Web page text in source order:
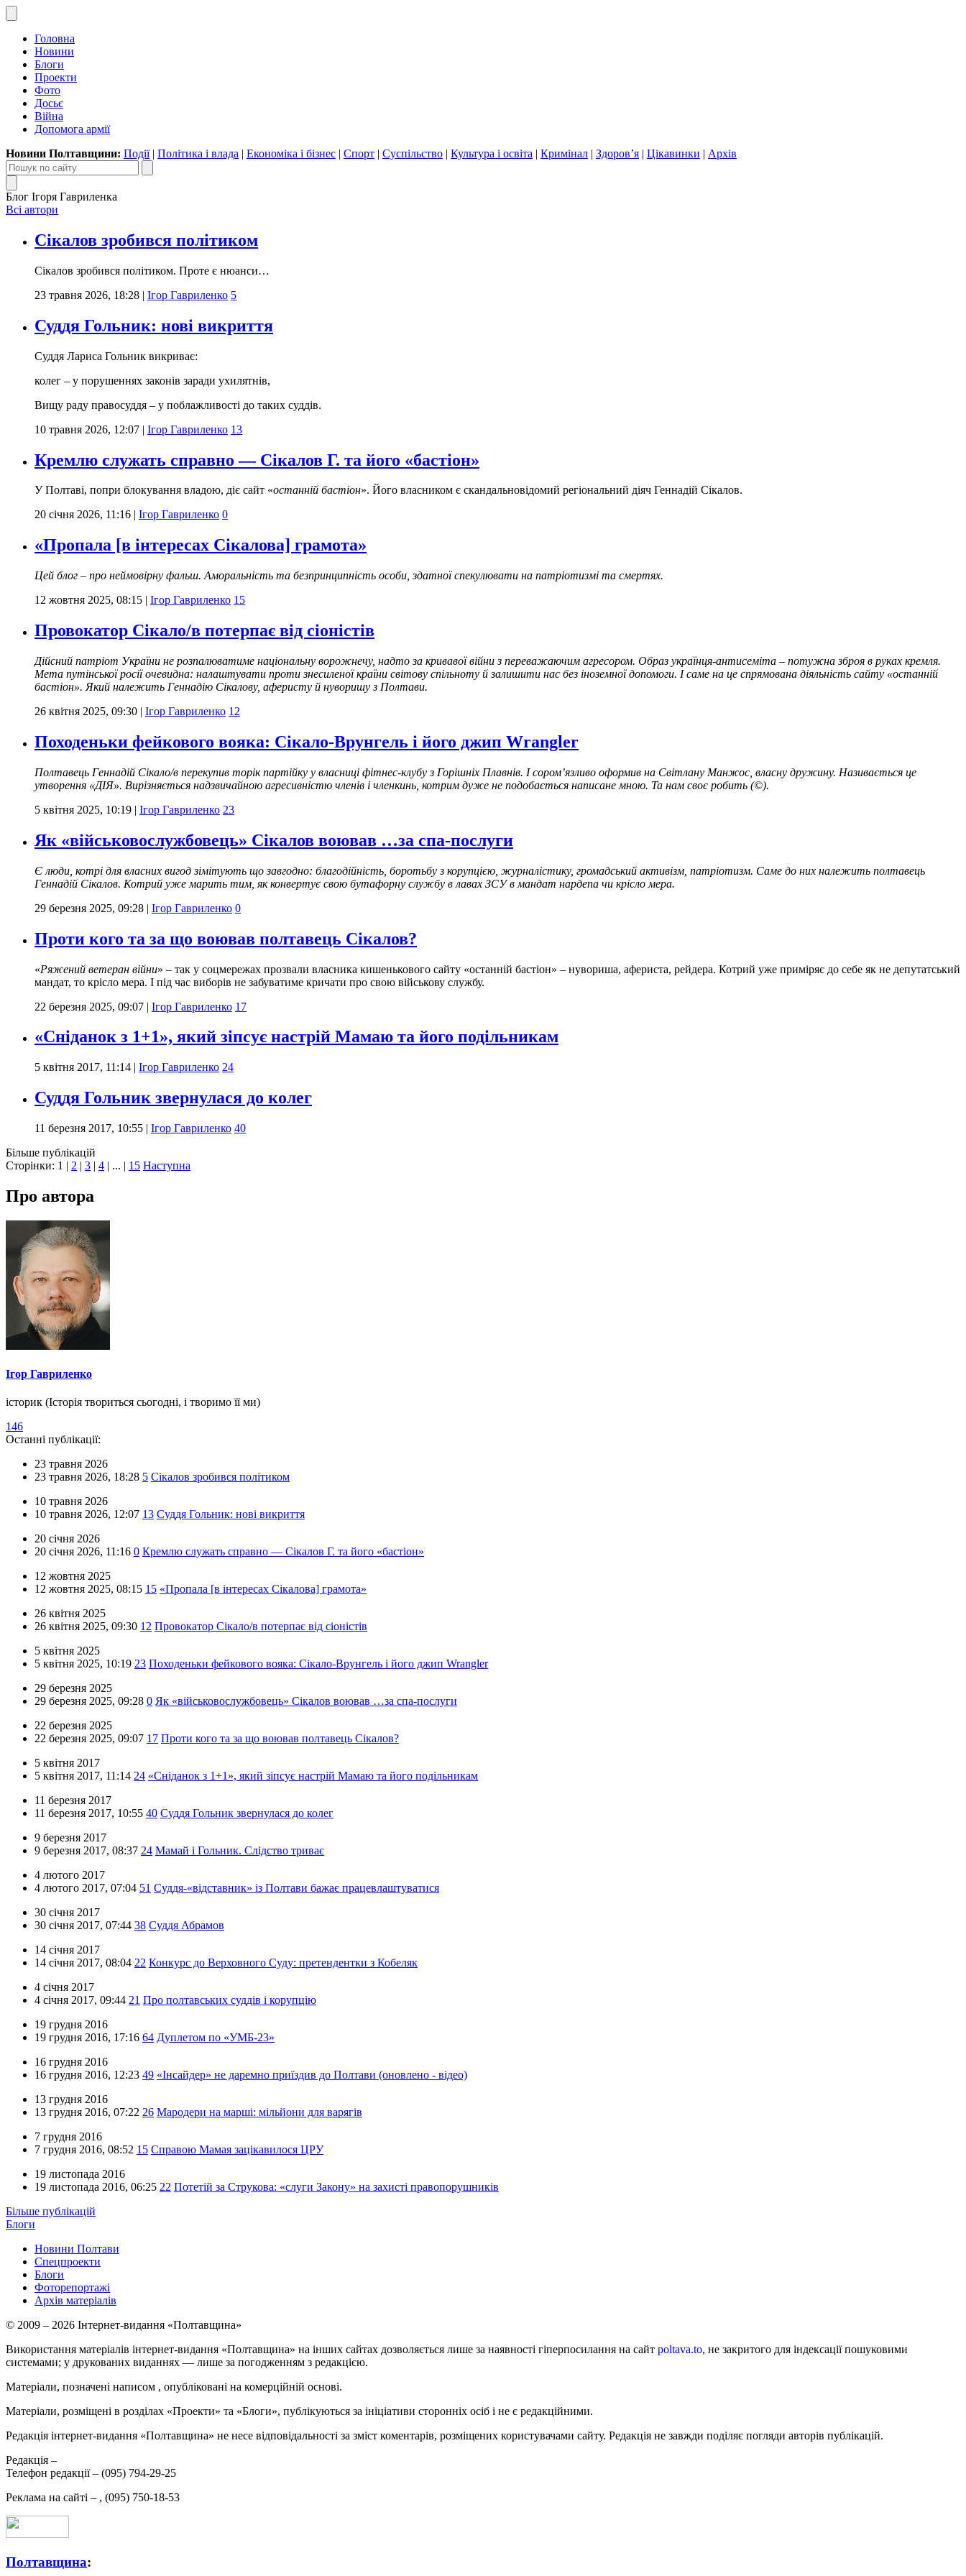
Головна
Новини
Блоги
Проекти
Фото
Досьє
Війна
Допомога армії
Новини Полтавщини: Події| Політика і влада | Економіка і бізнес | Спорт | Суспільство | Культура і освіта | Кримінал | Здоров’я | Цікавинки | Архів
Блог Ігоря Гавриленка
Всі автори
Сікалов зробився політиком
Сікалов зробився політиком. Проте є нюанси…
23 травня 2026, 18:28 | Ігор Гавриленко 5
Суддя Гольник: нові викриття
Суддя Лариса Гольник викриває:
колег – у порушеннях законів заради ухилятнів,
Вищу раду правосуддя – у поблажливості до таких суддів.
10 травня 2026, 12:07 | Ігор Гавриленко 13
Кремлю служать справно — Сікалов Г. та його «бастіон»
У Полтаві, попри блокування владою, діє сайт «останній бастіон». Його власником є скандальновідомий регіональний діяч Геннадій Сікалов.
20 січня 2026, 11:16 | Ігор Гавриленко 0
«Пропала [в інтересах Сікалова] грамота»
Цей блог – про неймовірну фальш. Аморальність та безпринципність особи, здатної спекулювати на патріотизмі та смертях.
12 жовтня 2025, 08:15 | Ігор Гавриленко 15
Провокатор Сікало/в потерпає від сіоністів
Дійсний патріот України не розпалюватиме національну ворожнечу, надто за кривавої війни з переважаючим агресором. Образ українця-антисеміта – потужна зброя в руках кремля.
Мета путінської росії очевидна: налаштувати проти знесиленої країни світову спільноту й залишити нас без іноземної допомоги. І саме на це спрямована діяльність сайту «останній
бастіон». Який належить Геннадію Сікалову, аферисту й нуворишу з Полтави.
26 квітня 2025, 09:30 | Ігор Гавриленко 12
Походеньки фейкового вояка: Сікало-Врунгель і його джип Wrangler
Полтавець Геннадій Сікало/в перекупив торік партійку у власниці фітнес-клубу з Горішніх Плавнів. І сором’язливо оформив на Світлану Манжос, власну дружину. Називається це
утворення «ДІЯ». Вирізняється надзвичайною агресивністю членів і членкинь, котрим дуже не подобається написане мною. Та нам своє робить (©).
5 квітня 2025, 10:19 | Ігор Гавриленко 23
Як «військовослужбовець» Сікалов воював …за спа-послуги
Є люди, котрі для власних вигод зімітують що завгодно: благодійність, боротьбу з корупцією, журналістику, громадський активізм, патріотизм. Саме до них належить полтавець
Геннадій Сікалов. Котрий уже марить тим, як конвертує свою бутафорну службу в лавах ЗСУ в мандат нардепа чи крісло мера.
29 березня 2025, 09:28 | Ігор Гавриленко 0
Проти кого та за що воював полтавець Сікалов?
«Ряжений ветеран війни» – так у соцмережах прозвали власника кишенькового сайту «останній бастіон» – нувориша, афериста, рейдера. Котрий уже приміряє до себе як не депутатський
мандат, то крісло мера. І під час виборів не забуватиме кричати про свою військову службу.
22 березня 2025, 09:07 | Ігор Гавриленко 17
«Сніданок з 1+1», який зіпсує настрій Мамаю та його подільникам
5 квітня 2017, 11:14 | Ігор Гавриленко 24
Суддя Гольник звернулася до колег
11 березня 2017, 10:55 | Ігор Гавриленко 40
Більше публікацій
Сторінки: 1 | 2 | 3 | 4 | ... | 15 Наступна
Про автора
Ігор Гавриленко
історик (Історія твориться сьогодні, і творимо її ми)
146
Останні публікації:
23 травня 2026
23 травня 2026, 18:28 5 Сікалов зробився політиком
10 травня 2026
10 травня 2026, 12:07 13 Суддя Гольник: нові викриття
20 січня 2026
20 січня 2026, 11:16 0 Кремлю служать справно — Сікалов Г. та його «бастіон»
12 жовтня 2025
12 жовтня 2025, 08:15 15 «Пропала [в інтересах Сікалова] грамота»
26 квітня 2025
26 квітня 2025, 09:30 12 Провокатор Сікало/в потерпає від сіоністів
5 квітня 2025
5 квітня 2025, 10:19 23 Походеньки фейкового вояка: Сікало-Врунгель і його джип Wrangler
29 березня 2025
29 березня 2025, 09:28 0 Як «військовослужбовець» Сікалов воював …за спа-послуги
22 березня 2025
22 березня 2025, 09:07 17 Проти кого та за що воював полтавець Сікалов?
5 квітня 2017
5 квітня 2017, 11:14 24 «Сніданок з 1+1», який зіпсує настрій Мамаю та його подільникам
11 березня 2017
11 березня 2017, 10:55 40 Суддя Гольник звернулася до колег
9 березня 2017
9 березня 2017, 08:37 24 Мамай і Гольник. Слідство триває
4 лютого 2017
4 лютого 2017, 07:04 51 Суддя-«відставник» із Полтави бажає працевлаштуватися
30 січня 2017
30 січня 2017, 07:44 38 Суддя Абрамов
14 січня 2017
14 січня 2017, 08:04 22 Конкурс до Верховного Суду: претендентки з Кобеляк
4 січня 2017
4 січня 2017, 09:44 21 Про полтавських суддів і корупцію
19 грудня 2016
19 грудня 2016, 17:16 64 Дуплетом по «УМБ-23»
16 грудня 2016
16 грудня 2016, 12:23 49 «Інсайдер» не даремно приїздив до Полтави (оновлено - відео)
13 грудня 2016
13 грудня 2016, 07:22 26 Мародери на марші: мільйони для варягів
7 грудня 2016
7 грудня 2016, 08:52 15 Справою Мамая зацікавилося ЦРУ
19 листопада 2016
19 листопада 2016, 06:25 22 Потетій за Струкова: «слуги Закону» на захисті правопорушників
Більше публікацій
Блоги
Новини Полтави
Спецпроекти
Блоги
Фоторепортажі
Архів матеріалів
© 2009 – 2026 Інтернет-видання «Полтавщина»
Використання матеріалів інтернет-видання «Полтавщина» на інших сайтах дозволяється лише за наявності гіперпосилання на сайт poltava.to, не закритого для індексації пошуковими
системами; у друкованих виданнях — лише за погодженням з редакцією.
Матеріали, позначені написом , опубліковані на комерційній основі.
Матеріали, розміщені в розділах «Проекти» та «Блоги», публікуються за ініціативи сторонніх осіб і не є редакційними.
Редакція інтернет-видання «Полтавщина» не несе відповідальності за зміст коментарів, розміщених користувачами сайту. Редакція не завжди поділяє погляди авторів публікацій.
Редакція –
Телефон редакції – (095) 794-29-25
Реклама на сайті – , (095) 750-18-53
Полтавщина: